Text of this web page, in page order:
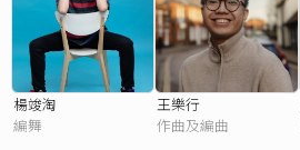
楊竣淘
編舞
王樂⾏
作曲及編曲